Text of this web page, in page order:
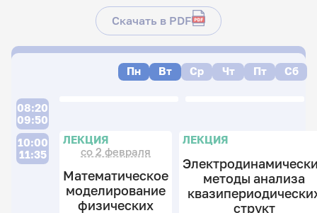
Скачать в PDF
Пн Вт Ср Чт Пт Сб
08:20
09:50
10:00
11:35
ЛЕКЦИЯ
со 2 февраля
Математическое
моделирование
физических
ЛЕКЦИЯ
методы анализа
структ